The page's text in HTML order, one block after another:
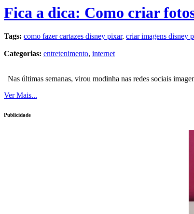
Fica a dica: Como criar
Tags: como fazer cartazes disney pixar, criar imagens disney
Categorias: entretenimento, internet
Nas últimas semanas, virou modinha nas redes sociais
Ver Mais...
Publicidade